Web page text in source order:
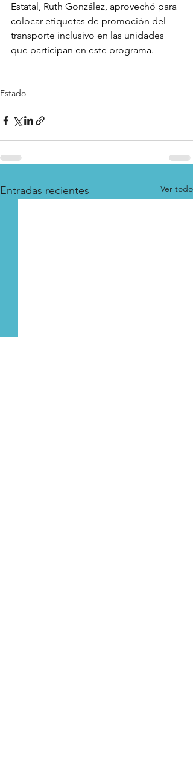
Estatal, Ruth González, aprovechó para
colocar etiquetas de promoción del
transporte inclusivo en las unidades
que participan en este programa.
Estado
Entradas recientes Ver todo